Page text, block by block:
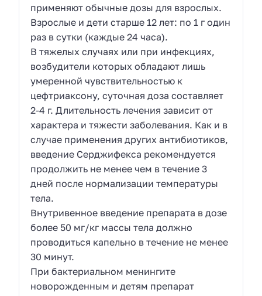
применяют обычные дозы для взрослых.
Взрослые и дети старше 12 лет: по 1 г один
раз в сутки (каждые 24 часа).
В тяжелых случаях или при инфекциях,
возбудители которых обладают лишь
умеренной чувствительностью к
цефтриаксону, суточная доза составляет
2-4 г. Длительность лечения зависит от
характера и тяжести заболевания. Как и в
случае применения других антибиотиков,
введение Серджифекса рекомендуется
продолжить не менее чем в течение 3
дней после нормализации температуры
тела.
Внутривенное введение препарата в дозе
более 50 мг/кг массы тела должно
проводиться капельно в течение не менее
30 минут.
При бактериальном менингите
новорожденным и детям препарат